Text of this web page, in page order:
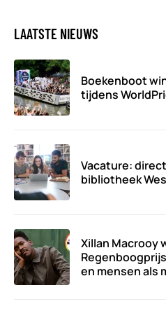
LAATSTE NIEUWS
Boekenboot
tijdens
Vacature:
bibliotheek
Xillan Macrooy
en mensen als